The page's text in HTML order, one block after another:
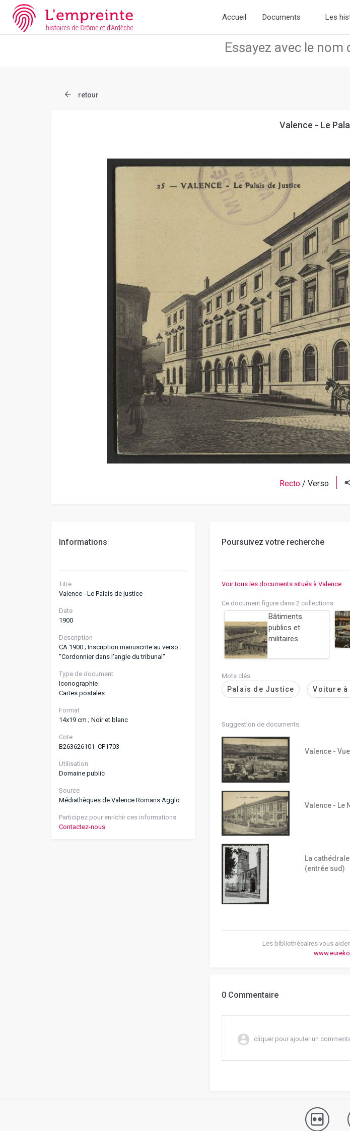
Array ( [slug] => document [ref] => B263626101_CP1703 )
Accueil Documents Les
retour
Valence - Le
Recto/ Verso
Informations
Titre
Valence - Le Palais de justice
Date
1900
Description
CA 1900 ; Inscription manuscrite au verso :
"Cordonnier dans l'angle du tribunal"
Type de document
Iconographie
Cartes postales
Format
14x19 cm ; Noir et blanc
Cote
B263626101_CP1703
Utilisation
Domaine public
Source
Médiathèques de Valence Romans Agglo
Participez pour enrichir ces informations
Contactez-nous
Poursuivez votre recherche
Voir tous les documents situés à Valence
Ce document figure dans 2 collections
Bâtiments
publics et
militaires
Mots clés
Palais de Justice Voiture à
Suggestion de documents
Valence -
Valence - Le
La
(entrée sud)
Les bibliothécaires vous
0 Commentaire
cliquer pour ajouter un